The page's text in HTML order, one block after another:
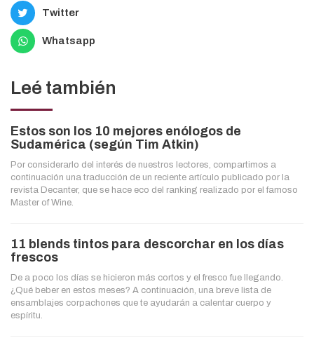
Twitter
Whatsapp
Leé también
Estos son los 10 mejores enólogos de
Sudamérica (según Tim Atkin)
Por considerarlo del interés de nuestros lectores, compartimos a
continuación una traducción de un reciente artículo publicado por la
revista Decanter, que se hace eco del ranking realizado por el famoso
Master of Wine.
11 blends tintos para descorchar en los días
frescos
De a poco los días se hicieron más cortos y el fresco fue llegando.
¿Qué beber en estos meses? A continuación, una breve lista de
ensamblajes corpachones que te ayudarán a calentar cuerpo y
espíritu.